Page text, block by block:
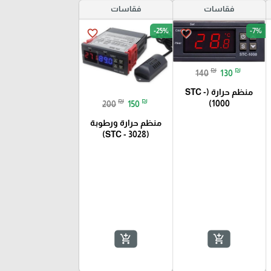
فقاسات
favorite_border -7%
140 ₪ 130 ₪
منظم حرارة (STC -
1000)
add_shopping_cart
فقاسات
favorite_border -25%
200 ₪ 150 ₪
منظم حرارة ورطوبة
(STC - 3028)
add_shopping_cart